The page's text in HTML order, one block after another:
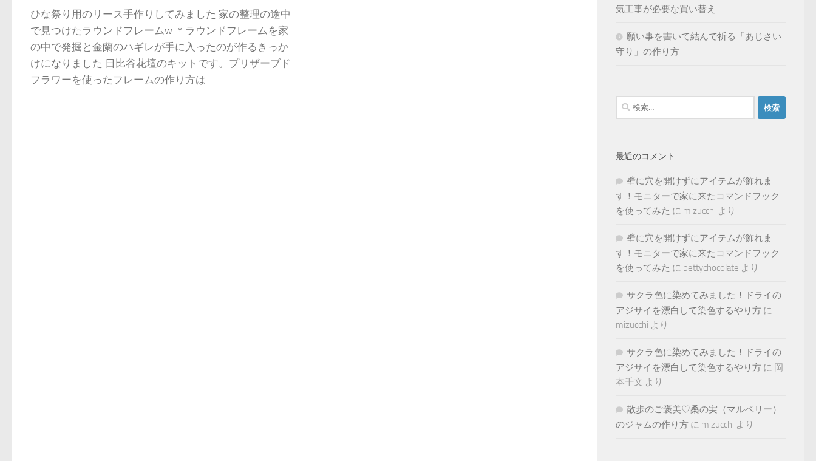
ひな祭り用のリース手作りしてみました 家の整理の途中
で見つけたラウンドフレームw ＊ラウンドフレームを家
の中で発掘と金蘭のハギレが手に入ったのが作るきっか
けになりました 日比谷花壇のキットです。プリザーブド
フラワーを使ったフレームの作り方は...
気工事が必要な買い替え
願い事を書いて結んで祈る「あじさい
守り」の作り方
検
索:
最近のコメント
壁に穴を開けずにアイテムが飾れま
す！モニターで家に来たコマンドフック
を使ってみた に mizucchi より
壁に穴を開けずにアイテムが飾れま
す！モニターで家に来たコマンドフック
を使ってみた に bettychocolate より
サクラ色に染めてみました！ドライの
アジサイを漂白して染色するやり方 に
mizucchi より
サクラ色に染めてみました！ドライの
アジサイを漂白して染色するやり方 に 岡
本千文 より
散歩のご褒美♡桑の実（マルベリー）
のジャムの作り方 に mizucchi より